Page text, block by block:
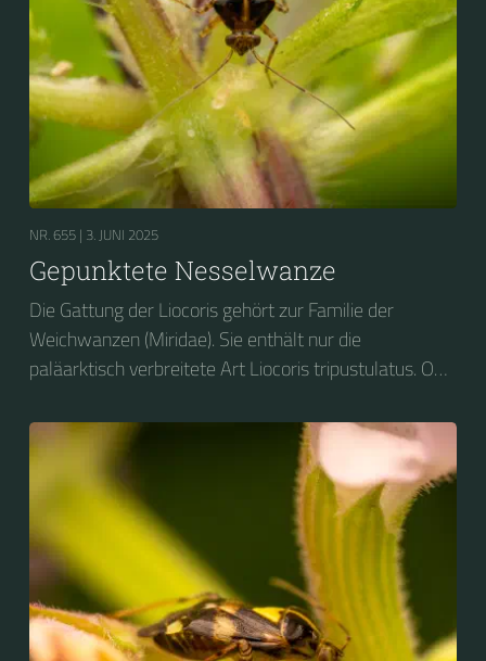
NR. 655 | 3. JUNI 2025
Gepunktete Nesselwanze
Die Gattung der Liocoris gehört zur Familie der
Weichwanzen (Miridae). Sie enthält nur die
paläarktisch verbreitete Art Liocoris tripustulatus. Ob
wird sie auf Deutsch vielfach als Gepunktete
Nesselwanze bezeichnet.